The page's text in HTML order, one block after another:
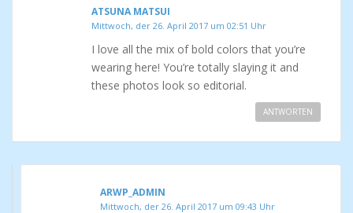
ATSUNA MATSUI
Mittwoch, der 26. April 2017 um 02:51 Uhr
I love all the mix of bold colors that you’re
wearing here! You’re totally slaying it and
these photos look so editorial.
ANTWORTEN
ARWP_ADMIN
Mittwoch, der 26. April 2017 um 09:43 Uhr